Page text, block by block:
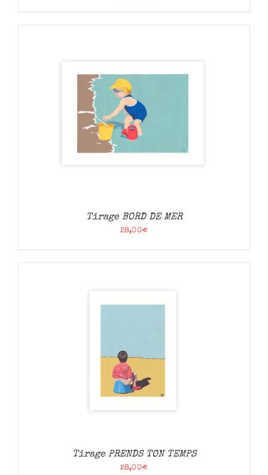
Tirage BORD DE MER
28,00€
Tirage PRENDS TON TEMPS
28,00€